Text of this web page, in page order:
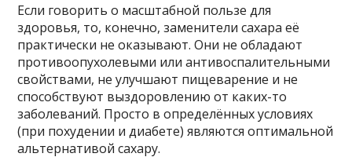
Если говорить о масштабной пользе для
здоровья, то, конечно, заменители сахара её
практически не оказывают. Они не обладают
противоопухолевыми или антивоспалительными
свойствами, не улучшают пищеварение и не
способствуют выздоровлению от каких-то
заболеваний. Просто в определённых условиях
(при похудении и диабете) являются оптимальной
альтернативой сахару.